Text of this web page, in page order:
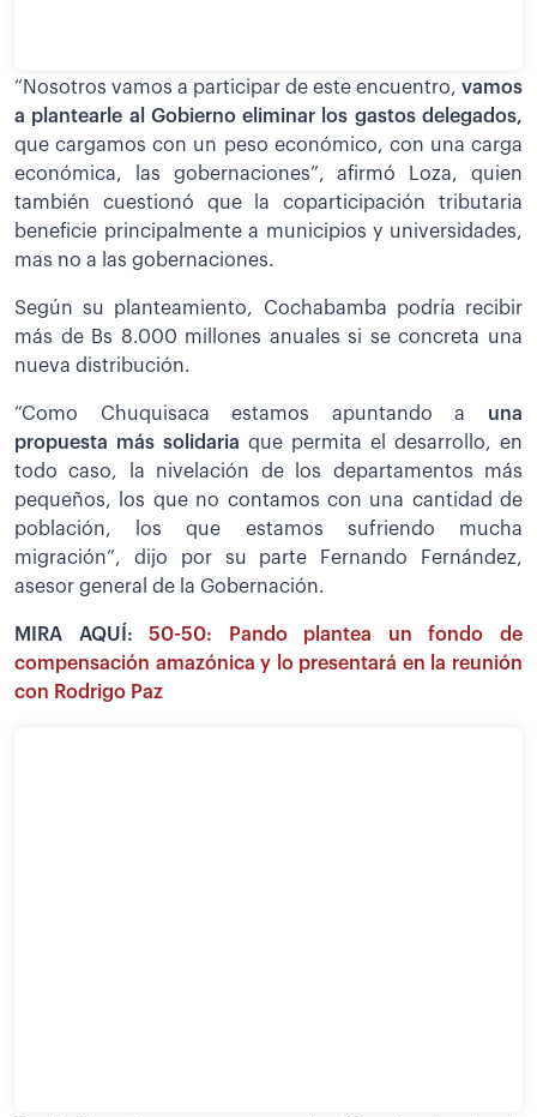
“Nosotros vamos a participar de este encuentro, vamos
a plantearle al Gobierno eliminar los gastos delegados,
que cargamos con un peso económico, con una carga
económica, las gobernaciones”, afirmó Loza, quien
también cuestionó que la coparticipación tributaria
beneficie principalmente a municipios y universidades,
mas no a las gobernaciones.
Según su planteamiento, Cochabamba podría recibir
más de Bs 8.000 millones anuales si se concreta una
nueva distribución.
“Como Chuquisaca estamos apuntando a una
propuesta más solidaria que permita el desarrollo, en
todo caso, la nivelación de los departamentos más
pequeños, los que no contamos con una cantidad de
población, los que estamos sufriendo mucha
migración”, dijo por su parte Fernando Fernández,
asesor general de la Gobernación.
MIRA AQUÍ:50-50: Pando plantea un fondo de
compensación amazónica y lo presentará en la reunión
con Rodrigo Paz